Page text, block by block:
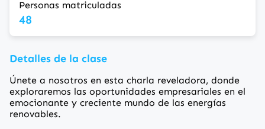
Personas matriculadas
48
Detalles de la clase
Únete a nosotros en esta charla reveladora, donde
exploraremos las oportunidades empresariales en el
emocionante y creciente mundo de las energías
renovables.